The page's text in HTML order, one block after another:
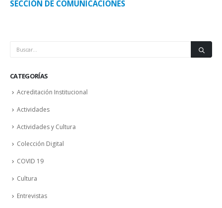
SECCIÓN DE COMUNICACIONES
CATEGORÍAS
Acreditación Institucional
Actividades
Actividades y Cultura
Colección Digital
COVID 19
Cultura
Entrevistas